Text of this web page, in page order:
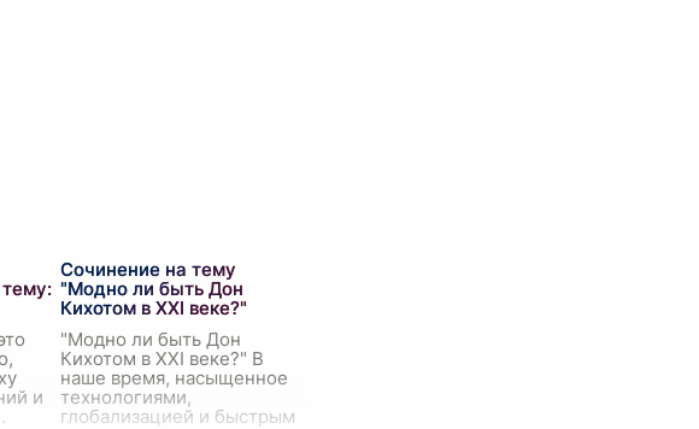
и
Сочинение на тему
"Модно ли быть Дон
Кихотом в XXI веке?"
"Модно ли быть Дон
Кихотом в XXI веке?" В
наше время, насыщенное
технологиями,
глобализацией и быстрым